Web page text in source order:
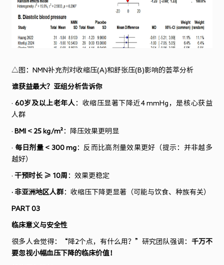
△ 图： NMN补充剂对收缩压(A)和舒张压(B)影响的荟萃分析
谁获益最大？亚组分析告诉你
· 60岁及以上老年人 ：收缩压显著下降近4 mmHg，是核心获益
人群
· BMI < 25 kg/m² ：降压效果更明显
· 每日剂量 < 300 mg：反而比高剂量效果更好（提示：并非越多
越好）
·干预时长 ≥ 10周 ：效果更稳定
· 非亚洲地区人群：收缩压下降更显著（可能与饮食、种族有关）
PART 03
临床意义与安全性
很多人会觉得： “降2个点，有什么用？”研究团队强调： 千万不
要忽视小幅血压下降的临床价值！